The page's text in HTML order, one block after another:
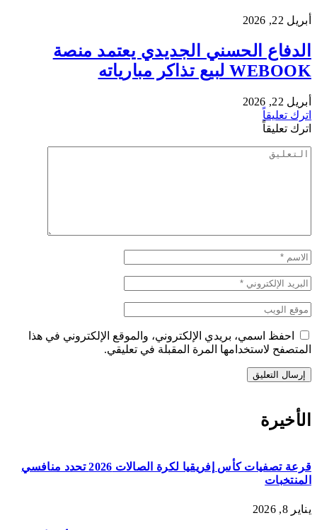
أبريل 22, 2026
الدفاع الحسني الجديدي يعتمد منصة
WEBOOK لبيع تذاكر مبارياته
أبريل 22, 2026
اترك تعليقاً
اترك تعليقاً
احفظ اسمي، بريدي الإلكتروني، والموقع الإلكتروني في هذا
المتصفح لاستخدامها المرة المقبلة في تعليقي.
الأخيرة
قرعة تصفيات كأس إفريقيا لكرة الصالات 2026 تحدد منافسي
المنتخبات
يناير 8, 2026